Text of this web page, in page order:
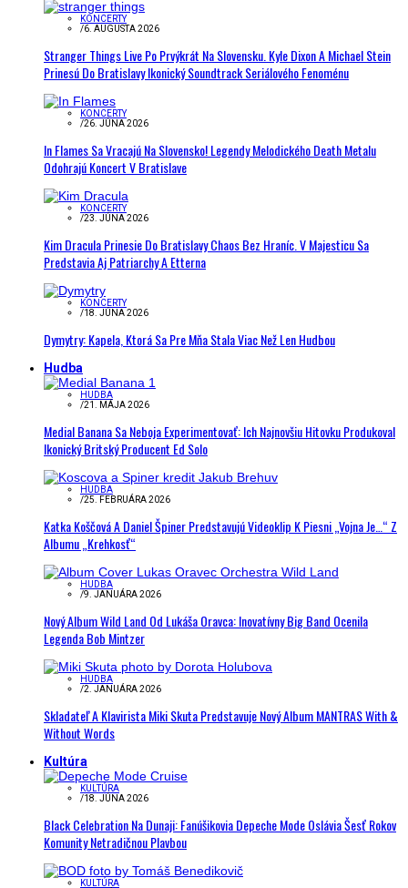
KONCERTY
/6. AUGUSTA 2026
Stranger Things Live Po Prvýkrát Na Slovensku. Kyle Dixon A Michael Stein
Prinesú Do Bratislavy Ikonický Soundtrack Seriálového Fenoménu
KONCERTY
/26. JÚNA 2026
In Flames Sa Vracajú Na Slovensko! Legendy Melodického Death Metalu
Odohrajú Koncert V Bratislave
KONCERTY
/23. JÚNA 2026
Kim Dracula Prinesie Do Bratislavy Chaos Bez Hraníc. V Majesticu Sa
Predstavia Aj Patriarchy A Etterna
KONCERTY
/18. JÚNA 2026
Dymytry: Kapela, Ktorá Sa Pre Mňa Stala Viac Než Len Hudbou
Hudba
HUDBA
/21. MÁJA 2026
Medial Banana Sa Neboja Experimentovať: Ich Najnovšiu Hitovku Produkoval
Ikonický Britský Producent Ed Solo
HUDBA
/25. FEBRUÁRA 2026
Katka Koščová A Daniel Špiner Predstavujú Videoklip K Piesni „Vojna Je…“ Z
Albumu „Krehkosť“
HUDBA
/9. JANUÁRA 2026
Nový Album Wild Land Od Lukáša Oravca: Inovatívny Big Band Ocenila
Legenda Bob Mintzer
HUDBA
/2. JANUÁRA 2026
Skladateľ A Klavirista Miki Skuta Predstavuje Nový Album MANTRAS With &
Without Words
Kultúra
KULTÚRA
/18. JÚNA 2026
Black Celebration Na Dunaji: Fanúšikovia Depeche Mode Oslávia Šesť Rokov
Komunity Netradičnou Plavbou
KULTÚRA